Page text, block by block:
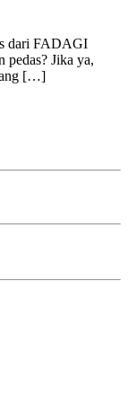
dari FADAGI
pedas? Jika ya,
[…]